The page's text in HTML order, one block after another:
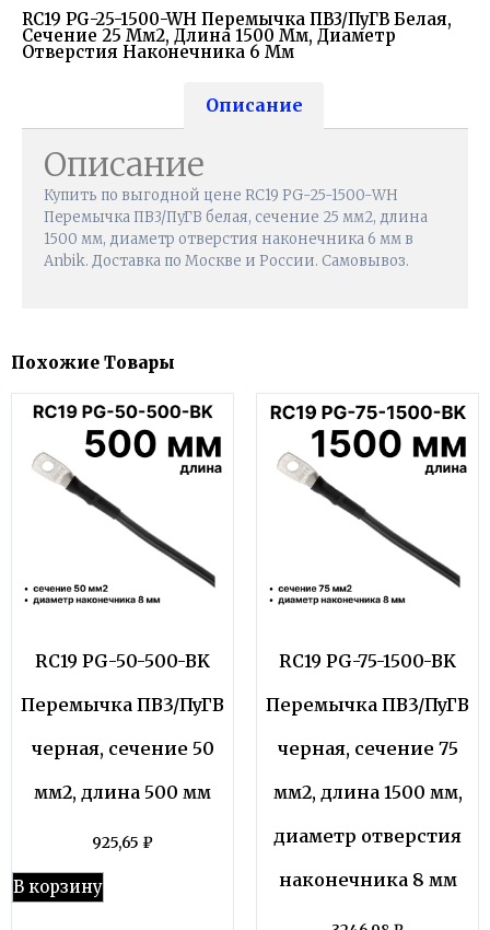
RC19 PG-25-1500-WH Перемычка ПВ3/ПуГВ Белая,
Сечение 25 Мм2, Длина 1500 Мм, Диаметр
Отверстия Наконечника 6 Мм
Описание
Описание
Купить по выгодной цене RC19 PG-25-1500-WH
Перемычка ПВ3/ПуГВ белая, сечение 25 мм2, длина
1500 мм, диаметр отверстия наконечника 6 мм в
Anbik. Доставка по Москве и России. Самовывоз.
Похожие Товары
RC19 PG-50-500-BK
Перемычка ПВ3/ПуГВ
черная, сечение 50
мм2, длина 500 мм
925,65 ₽
В корзину
RC19 PG-75-1500-BK
Перемычка ПВ3/ПуГВ
черная, сечение 75
мм2, длина 1500 мм,
диаметр отверстия
наконечника 8 мм